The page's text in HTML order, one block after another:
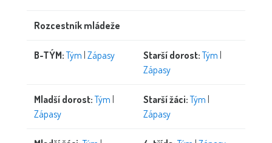
Rozcestník mládeže
B-TÝM: Tým | Zápasy Starší dorost: Tým |
Zápasy
Mladší dorost: Tým |
Zápasy
Starší žáci: Tým |
Zápasy